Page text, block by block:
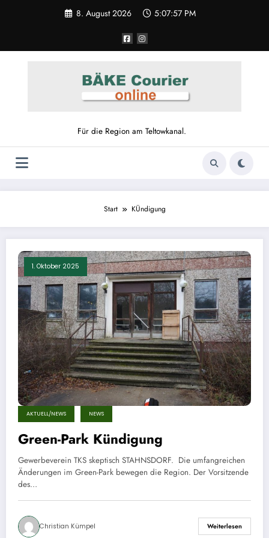
8. August 2026 5:07:57 PM
Für die Region am Teltowkanal.
Start KÜndigung
1. Oktober 2025
AKTUELL/NEWS NEWS
Green-Park Kündigung
Gewerbeverein TKS skeptisch STAHNSDORF. Die umfangreichen
Änderungen im Green-Park bewegen die Region. Der Vorsitzende
des…
Christian Kümpel Weiterlesen